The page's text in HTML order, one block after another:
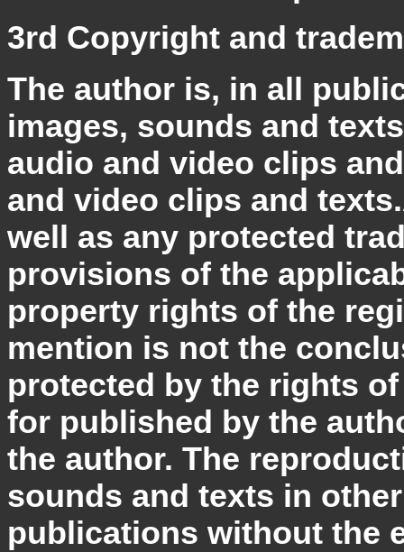
3rd Copyright and
The author is, in all
images, sounds and
audio and video clips
and video clips and
well as any protected
provisions of the
property rights of the
mention is not the
protected by the rights
for published by the
the author. The
sounds and texts in
publications without the